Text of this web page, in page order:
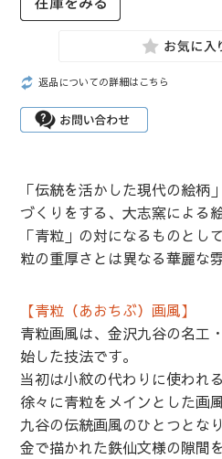
返品についての詳細はこちら
「伝統を活かした現代の絵柄
づくりをする、大志窯による
「青粒」の対になるものとし
粒の重厚さとは異なる華麗な
【青粒（あおちぶ）画風】
青粒画風は、金沢九谷の名工
始した技法です。
当初は小紋の代わりに使われ
徐々に青粒をメインとした画
九谷の伝統画風のひとつとな
金で描かれた鉄仙文様の隙間